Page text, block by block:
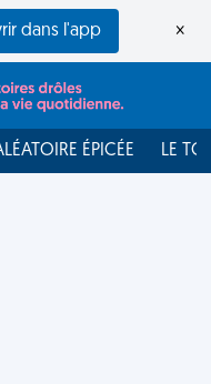
dans l'app ×
ÉPICÉE LE